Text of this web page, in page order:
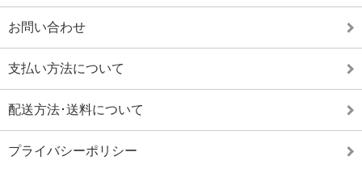
お問い合わせ
支払い方法について
配送方法･送料について
プライバシーポリシー